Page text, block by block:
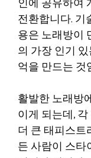
인에 공유하여
전환합니다.
용은 노래방이
의 가장 인기
억을 만드는 것
활발한 노래방
이게 되는데,
더 큰 태피스트
든 사람이 스타